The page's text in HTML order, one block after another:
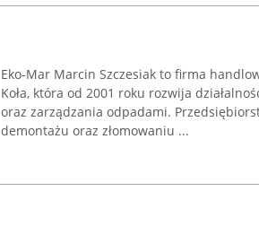
Eko-Mar Marcin Szczesiak to firma
Koła, która od 2001 roku rozwija
oraz zarządzania odpadami.
demontażu oraz złomowaniu ...